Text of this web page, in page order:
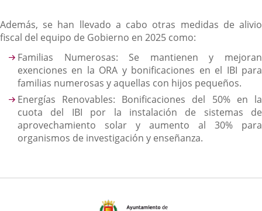
Además, se han llevado a cabo otras medidas de alivio
fiscal del equipo de Gobierno en 2025 como:
Familias Numerosas: Se mantienen y mejoran
exenciones en la ORA y bonificaciones en el IBI para
familias numerosas y aquellas con hijos pequeños.
Energías Renovables: Bonificaciones del 50% en la
cuota del IBI por la instalación de sistemas de
aprovechamiento solar y aumento al 30% para
organismos de investigación y enseñanza.